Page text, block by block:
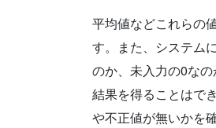
平均値などこれらの
す。また、システム
のか、未入力の0な
結果を得ることはで
や不正値が無いかを